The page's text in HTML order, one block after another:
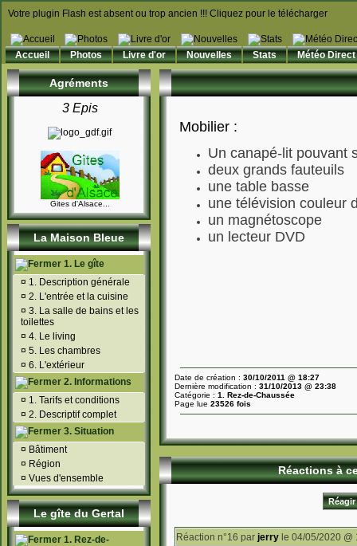
Votre plugin Flash est absent ou trop ancien !!! Cliquez pour le télécharger
Accueil Photos Livre d'or Nouvelles Stats Météo Direct
Agréments
3 Epis
Gites d'Alsace...
La Maison Bleue
1. Le gîte
¤ 1. Description générale
¤ 2. L'entrée et la cuisine
¤ 3. La salle de bains et les
toilettes
¤ 4. Le living
¤ 5. Les chambres
¤ 6. L'extérieur
2. Informations
¤ 1. Tarifs et conditions
¤ 2. Descriptif complet
3. Situation
¤ Bâtiment
¤ Région
¤ Vues d'ensemble
Le gîte du Gertal
1. Rez-de-
Mobilier :
Un canapé-lit pouvant
deux grands fauteuils
une table basse
une télévision couleur
un magnétoscope
un lecteur DVD
Date de création : 30/10/2011 @ 18:27
Dernière modification : 31/10/2013 @ 23:38
Catégorie : 1. Rez-de-Chaussée
Page lue 23526 fois
Réactions à
Réaction n°16 par jerry le 04/05/2020 @